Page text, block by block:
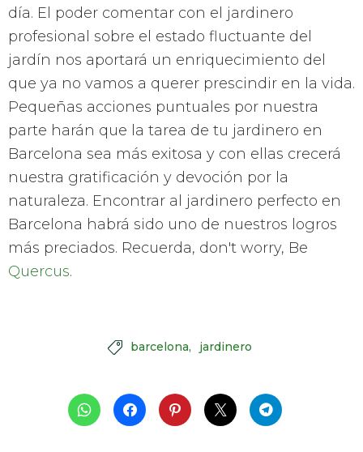
día. El poder comentar con el jardinero
profesional sobre el estado fluctuante del
jardín nos aportará un enriquecimiento del
que ya no vamos a querer prescindir en la vida.
Pequeñas acciones puntuales por nuestra
parte harán que la tarea de tu jardinero en
Barcelona sea más exitosa y con ellas crecerá
nuestra gratificación y devoción por la
naturaleza. Encontrar al jardinero perfecto en
Barcelona habrá sido uno de nuestros logros
más preciados. Recuerda, don't worry, Be
Quercus.
 barcelona jardinero